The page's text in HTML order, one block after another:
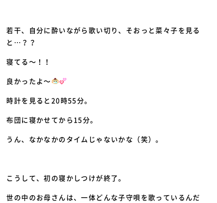
若干、自分に酔いながら歌い切り、そおっと菜々子を見る
と…？？
寝てる～！！
良かったよ～
時計を見ると20時55分。
布団に寝かせてから15分。
うん、なかなかのタイムじゃないかな（笑）。
こうして、初の寝かしつけが終了。
世の中のお母さんは、一体どんな子守唄を歌っているんだ